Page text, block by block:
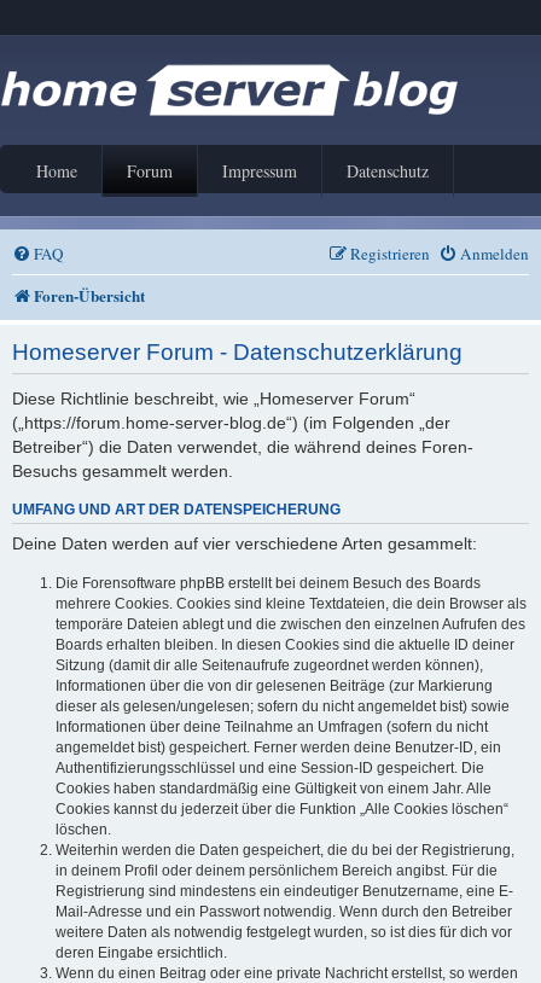
Home Forum Impressum Datenschutz
FAQ Anmelden
Registrieren
Foren-Übersicht
Homeserver Forum - Datenschutzerklärung
Diese Richtlinie beschreibt, wie „Homeserver Forum“
(„https://forum.home-server-blog.de“) (im Folgenden „der
Betreiber“) die Daten verwendet, die während deines Foren-
Besuchs gesammelt werden.
UMFANG UND ART DER DATENSPEICHERUNG
Deine Daten werden auf vier verschiedene Arten gesammelt:
Die Forensoftware phpBB erstellt bei deinem Besuch des Boards
mehrere Cookies. Cookies sind kleine Textdateien, die dein Browser als
temporäre Dateien ablegt und die zwischen den einzelnen Aufrufen des
Boards erhalten bleiben. In diesen Cookies sind die aktuelle ID deiner
Sitzung (damit dir alle Seitenaufrufe zugeordnet werden können),
Informationen über die von dir gelesenen Beiträge (zur Markierung
dieser als gelesen/ungelesen; sofern du nicht angemeldet bist) sowie
Informationen über deine Teilnahme an Umfragen (sofern du nicht
angemeldet bist) gespeichert. Ferner werden deine Benutzer-ID, ein
Authentifizierungsschlüssel und eine Session-ID gespeichert. Die
Cookies haben standardmäßig eine Gültigkeit von einem Jahr. Alle
Cookies kannst du jederzeit über die Funktion „Alle Cookies löschen“
löschen.
Weiterhin werden die Daten gespeichert, die du bei der Registrierung,
in deinem Profil oder deinem persönlichem Bereich angibst. Für die
Registrierung sind mindestens ein eindeutiger Benutzername, eine E-
Mail-Adresse und ein Passwort notwendig. Wenn durch den Betreiber
weitere Daten als notwendig festgelegt wurden, so ist dies für dich vor
deren Eingabe ersichtlich.
Wenn du einen Beitrag oder eine private Nachricht erstellst, so werden